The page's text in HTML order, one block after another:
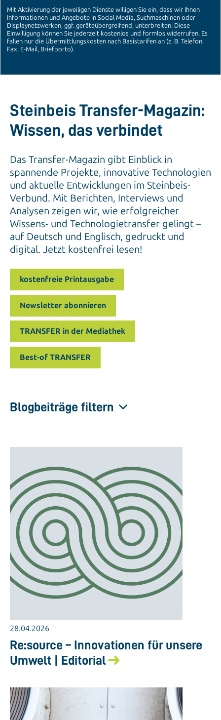
Steinbeis Transfer-Magazin:
Wissen, das verbindet
Das Transfer-Magazin gibt Einblick in
spannende Projekte, innovative Technologien
und aktuelle Entwicklungen im Steinbeis-
Verbund. Mit Berichten, Interviews und
Analysen zeigen wir, wie erfolgreicher
Wissens- und Technologietransfer gelingt –
auf Deutsch und Englisch, gedruckt und
digital. Jetzt kostenfrei lesen!
kostenfreie Printausgabe
Newsletter abonnieren
TRANSFER in der Mediathek
Best-of TRANSFER
Blogbeiträge filtern
28.04.2026
Re:source – Innovationen für unsere
Umwelt | Editorial